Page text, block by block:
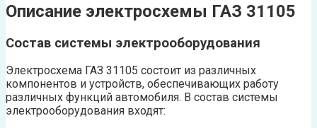
Описание электросхемы ГАЗ 31105
Состав системы электрооборудования
Электросхема ГАЗ 31105 состоит из различных
компонентов и устройств, обеспечивающих работу
различных функций автомобиля. В состав системы
электрооборудования входят: